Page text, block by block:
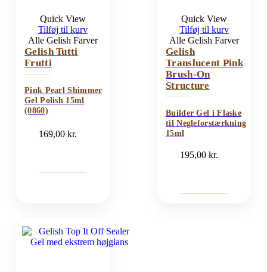
Quick View
Tilføj til kurv
Alle Gelish Farver
Gelish Tutti
Frutti
Pink Pearl Shimmer
Gel Polish 15ml
(0860)
169,00kr.
Quick View
Tilføj til kurv
Alle Gelish Farver
Gelish
Translucent Pink
Brush-On
Structure
Builder Gel i Flaske
til Negleforstærkning
15ml
195,00kr.